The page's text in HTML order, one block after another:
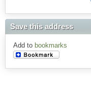
Save this address
Add to bookmarks